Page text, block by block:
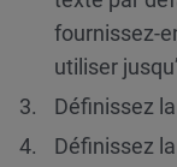
fournissez-
utiliser
Définissez la
Définissez la